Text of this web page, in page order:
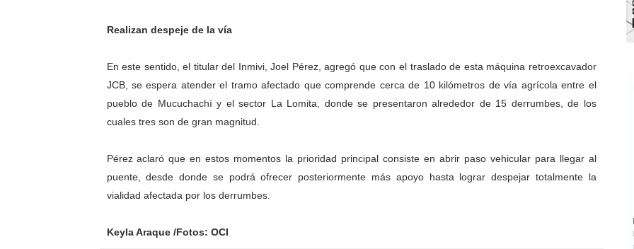
Expertos inspeccionan espacios del OAN para la instalación del detector Cherenkov
Realizan despeje de la vía
En este sentido, el titular del Inmivi, Joel Pérez, agregó que con el traslado de esta máquina retroexcavador
JCB, se espera atender el tramo afectado que comprende cerca de 10 kilómetros de vía agrícola entre el
pueblo de Mucuchachí y el sector La Lomita, donde se presentaron alrededor de 15 derrumbes, de los
cuales tres son de gran magnitud.
Pérez aclaró que en estos momentos la prioridad principal consiste en abrir paso vehicular para llegar al
puente, desde donde se podrá ofrecer posteriormente más apoyo hasta lograr despejar totalmente la
vialidad afectada por los derrumbes.
Keyla Araque /Fotos: OCI